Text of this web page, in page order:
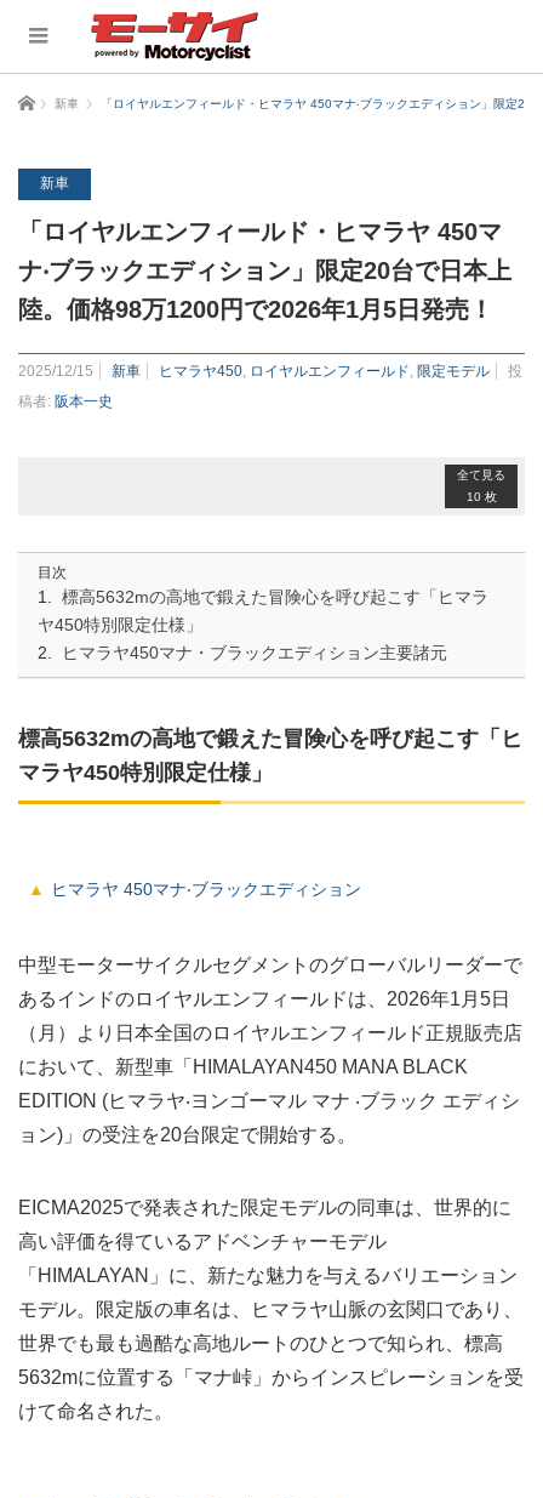
ホーム 新車 「ロイヤルエンフィールド・ヒマラヤ 450マナ‧ブラックエディション」限定
新車
「ロイヤルエンフィールド・ヒマラヤ 450マ
ナ‧ブラックエディション」限定20台で日本上
陸。価格98万1200円で2026年1月5日発売！
2025/12/15 新車 ヒマラヤ450 ロイヤルエンフィールド 限定モデル
投
稿者: 阪本一史
全て見る
10 枚
目次
標⾼5632mの⾼地で鍛えた冒険⼼を呼び起こす「ヒマラ
ヤ450特別限定仕様」
ヒマラヤ450マナ・ブラックエディション主要諸元
標⾼5632mの⾼地で鍛えた冒険⼼を呼び起こす「ヒ
マラヤ450特別限定仕様」
ヒマラヤ 450マナ‧ブラックエディション
中型モーターサイクルセグメントのグローバルリーダーで
あるインドのロイヤルエンフィールドは、2026年1⽉5⽇
（⽉）より⽇本全国のロイヤルエンフィールド正規販売店
において、新型⾞「HIMALAYAN450 MANA BLACK
EDITION (ヒマラヤ‧ヨンゴーマル マナ ‧ブラック エディシ
ョン)」の受注を20台限定で開始する。
EICMA2025で発表された限定モデルの同⾞は、世界的に
⾼い評価を得ているアドベンチャーモデル
「HIMALAYAN」に、新たな魅⼒を与えるバリエーション
モデル。限定版の車名は、ヒマラヤ⼭脈の⽞関⼝であり、
世界でも最も過酷な⾼地ルートのひとつで知られ、標⾼
5632mに位置する「マナ峠」からインスピレーションを受
けて命名された。